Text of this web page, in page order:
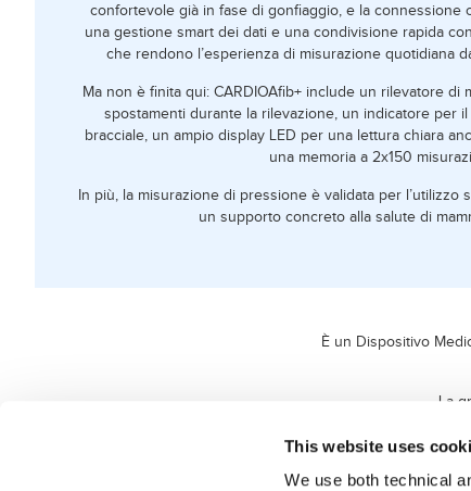
This website uses
We use both technical
confortevole già in fase di gonfiaggio, e la connessione
una gestione smart dei dati e una condivisione rapida
che rendono l’esperienza di misurazione quotidiana
Ma non è finita qui: CARDIOAfib+ include un rilevatore di
spostamenti durante la rilevazione, un indicatore per
bracciale, un ampio display LED per una lettura chiara
una memoria a 2x150
In più, la misurazione di pressione è validata per l’utilizzo
un supporto concreto alla salute di
È un Dispositivo
La